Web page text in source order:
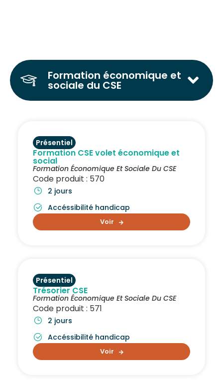
Formation économique et
sociale du CSE
Présentiel
Formation CSE volet économique et
social
Formation Économique Et Sociale Du CSE
Code produit : 570
2 jours
Accéssibilité handicap
Voir
Présentiel
Trésorier CSE
Formation Économique Et Sociale Du CSE
Code produit : 571
2 jours
Accéssibilité handicap
Voir